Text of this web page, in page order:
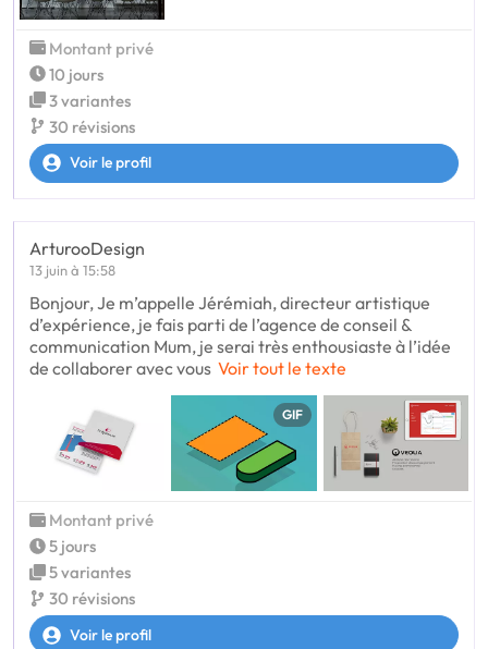
Montant privé
10 jours
3 variantes
30 révisions
Voir le profil
ArturooDesign
13 juin à 15:58
Bonjour, Je m’appelle Jérémiah, directeur artistique
d’expérience, je fais parti de l’agence de conseil &
communication Mum, je serai très enthousiaste à l’idée
de collaborer avec vous Voir tout le texte
GIF
Montant privé
5 jours
5 variantes
30 révisions
Voir le profil